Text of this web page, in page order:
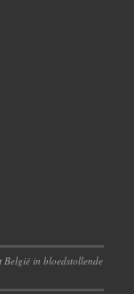
in bloedstollende